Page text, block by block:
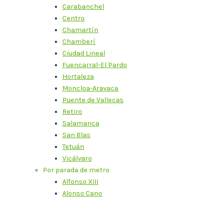
Carabanchel
Centro
Chamartín
Chamberí
Ciudad Lineal
Fuencarral-El Pardo
Hortaleza
Moncloa-Aravaca
Puente de Vallecas
Retiro
Salamanca
San Blas
Tetuán
Vicálvaro
Por parada de metro
Alfonso XIII
Alonso Cano